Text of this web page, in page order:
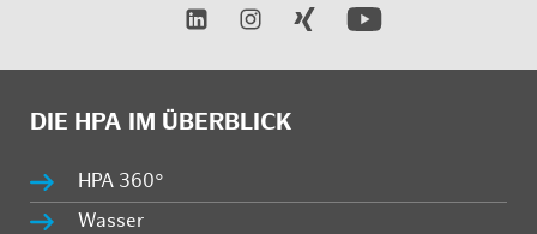
DIE HPA IM ÜBERBLICK
HPA 360°
Wasser